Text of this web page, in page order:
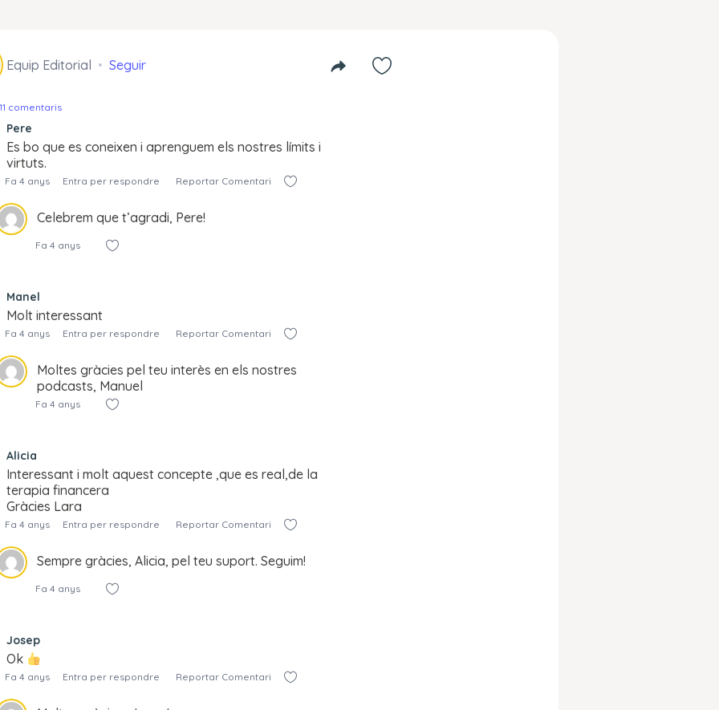
Equip Editorial Seguir
comentaris
Pere
Es bo que es coneixen i aprenguem els nostres límits i
virtuts.
Fa 4 anys Entra per respondre Reportar Comentari
Celebrem que t’agradi, Pere!
Fa 4 anys
Manel
Molt interessant
Fa 4 anys Entra per respondre Reportar Comentari
Moltes gràcies pel teu interès en els nostres
podcasts, Manuel
Fa 4 anys
Alicia
Interessant i molt aquest concepte ,que es real,de la
terapia financera
Gràcies Lara
Fa 4 anys Entra per respondre Reportar Comentari
Sempre gràcies, Alicia, pel teu suport. Seguim!
Fa 4 anys
Josep
Ok
Fa 4 anys Entra per respondre Reportar Comentari